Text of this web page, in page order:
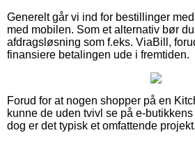
Generelt går vi ind for bestillinger
med mobilen. Som et alternativ bør
afdragsløsning som f.eks. ViaBill,
finansiere betalingen ude i fremtiden.
Forud for at nogen shopper på en
kunne de uden tvivl se på e-
dog er det typisk et omfattende projekt.